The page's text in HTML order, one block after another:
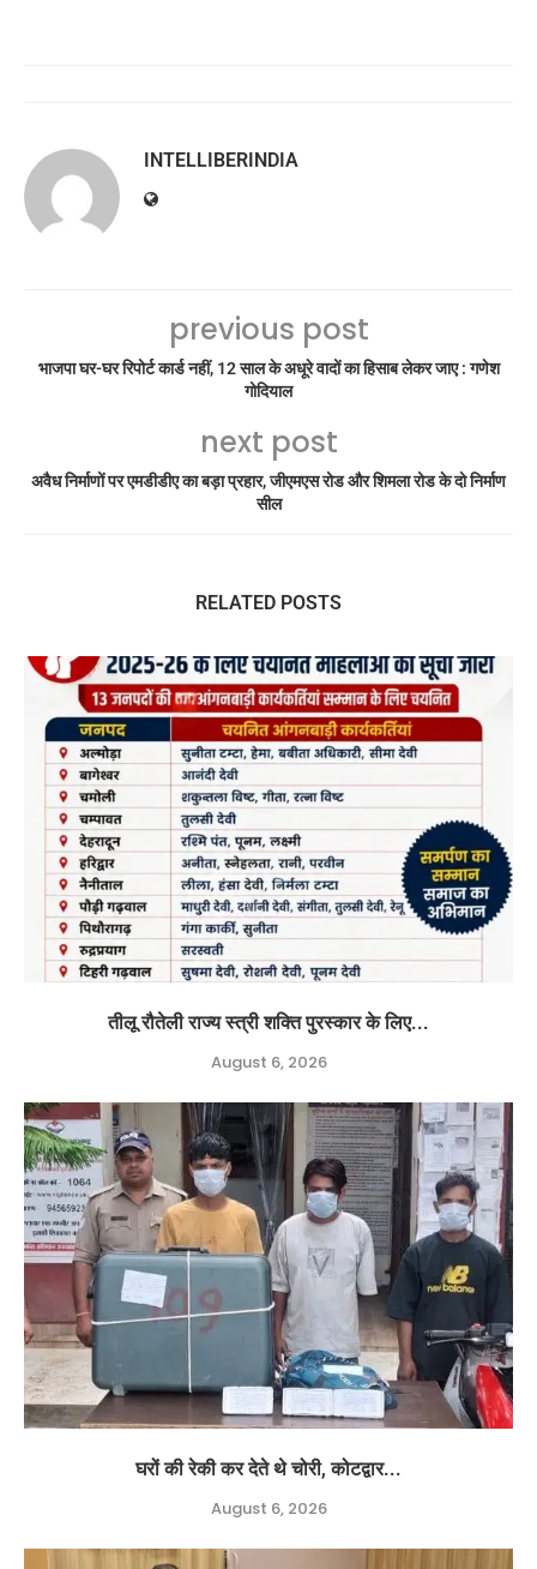
INTELLIBERINDIA
previous post
भाजपा घर-घर रिपोर्ट कार्ड नहीं, 12 साल के अधूरे वादों का हिसाब लेकर जाए : गणेश
गोदियाल
next post
अवैध निर्माणों पर एमडीडीए का बड़ा प्रहार, जीएमएस रोड और शिमला रोड के दो निर्माण
सील
RELATED POSTS
तीलू रौतेली राज्य स्त्री शक्ति पुरस्कार के लिए...
August 6, 2026
घरों की रेकी कर देते थे चोरी, कोटद्वार...
August 6, 2026